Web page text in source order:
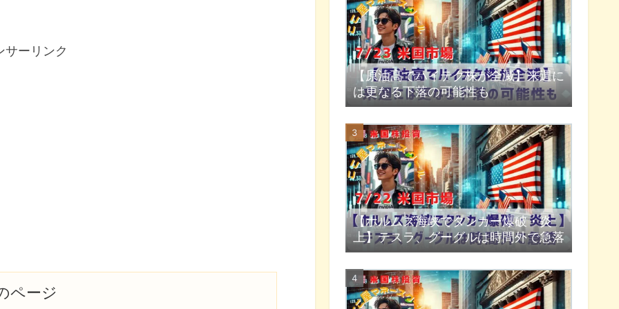
サーリンク
ページ
【原油高でハイテク株が全滅】来週に
は更なる下落の可能性も
【ホルムズ海峡でタンカー爆破・炎
上】テスラ、グーグルは時間外で急落